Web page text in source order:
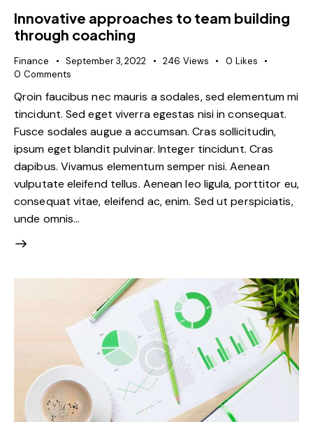
Innovative approaches to team building
through coaching
Finance September 3, 2022 246 Views 0 Likes
0 Comments
Qroin faucibus nec mauris a sodales, sed elementum mi
tincidunt. Sed eget viverra egestas nisi in consequat.
Fusce sodales augue a accumsan. Cras sollicitudin,
ipsum eget blandit pulvinar. Integer tincidunt. Cras
dapibus. Vivamus elementum semper nisi. Aenean
vulputate eleifend tellus. Aenean leo ligula, porttitor eu,
consequat vitae, eleifend ac, enim. Sed ut perspiciatis,
unde omnis…